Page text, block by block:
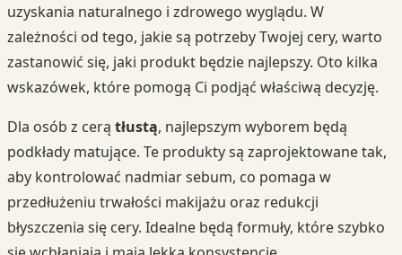
uzyskania naturalnego i zdrowego wyglądu. W
zależności od tego, jakie są potrzeby Twojej cery, warto
zastanowić się, jaki produkt będzie najlepszy. Oto kilka
wskazówek, które pomogą Ci podjąć właściwą decyzję.
Dla osób z cerą tłustą, najlepszym wyborem będą
podkłady matujące. Te produkty są zaprojektowane tak,
aby kontrolować nadmiar sebum, co pomaga w
przedłużeniu trwałości makijażu oraz redukcji
błyszczenia się cery. Idealne będą formuły, które szybko